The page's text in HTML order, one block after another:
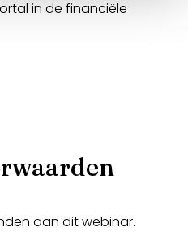
in de financiële
aan dit webinar.